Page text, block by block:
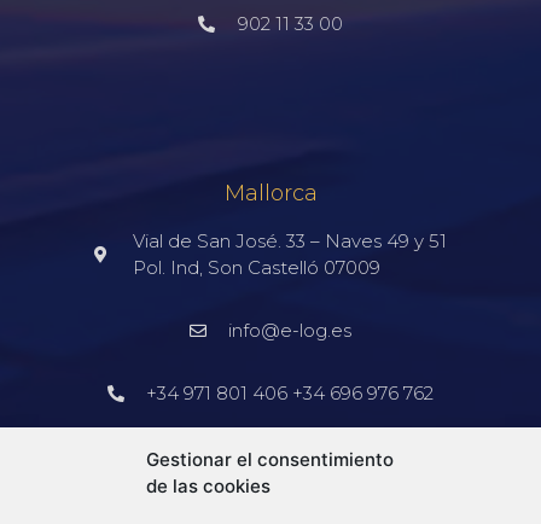
Gestionar el consentimiento
de las cookies
902 11 33 00
Mallorca
Vial de San José. 33 – Naves 49 y 51
Pol. Ind, Son Castelló 07009
info@e-log.es
+34 971 801 406 +34 696 976 762
+34 913 578 905